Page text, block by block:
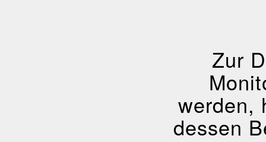
Zur
werden,
dessen